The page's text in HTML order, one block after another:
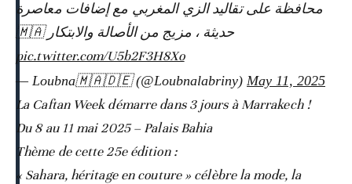
محافظة على تقاليد الزي المغربي مع إضافات معاصرة
حديثة ، مزيج من الأصالة والابتكار 🇲🇦
pic.twitter.com/U5b2F3H8Xo
— Loubna🇲🇦🇩🇪 (@Loubnalabriny) May 11, 2025
La Caftan Week démarre dans 3 jours à Marrakech !
Du 8 au 11 mai 2025 – Palais Bahia
Thème de cette 25e édition :
« Sahara, héritage en couture » célèbre la mode, la